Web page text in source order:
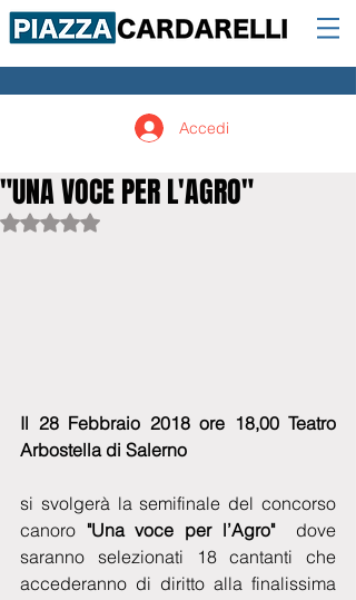
Accedi
"UNA VOCE PER L'AGRO"
Valutazione NaN stelle su 5.
Il 28 Febbraio 2018 ore 18,00 Teatro
Arbostella di Salerno
si svolgerà la semifinale del concorso
canoro "Una voce per l’Agro"
dove
saranno selezionati 18 cantanti che
accederanno di diritto alla finalissima